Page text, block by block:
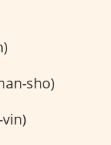
sho)